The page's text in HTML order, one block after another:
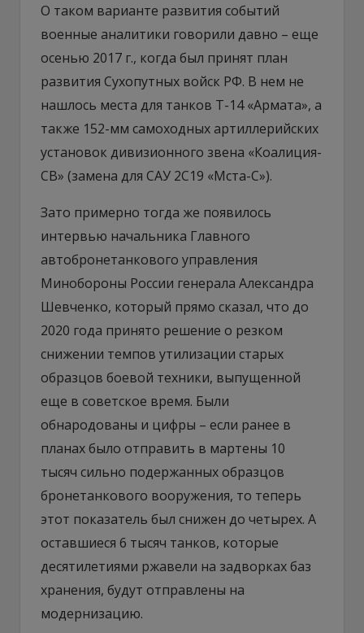
О таком варианте развития событий
военные аналитики говорили давно – еще
осенью 2017 г., когда был принят план
развития Сухопутных войск РФ. В нем не
нашлось места для танков Т-14 «Армата», а
также 152-мм самоходных артиллерийских
установок дивизионного звена «Коалиция-
СВ» (замена для САУ 2С19 «Мста-С»).
Зато примерно тогда же появилось
интервью начальника Главного
автобронетанкового управления
Минобороны России генерала Александра
Шевченко, который прямо сказал, что до
2020 года принято решение о резком
снижении темпов утилизации старых
образцов боевой техники, выпущенной
еще в советское время. Были
обнародованы и цифры – если ранее в
планах было отправить в мартены 10
тысяч сильно подержанных образцов
бронетанкового вооружения, то теперь
этот показатель был снижен до четырех. А
оставшиеся 6 тысяч танков, которые
десятилетиями ржавели на задворках баз
хранения, будут отправлены на
модернизацию.